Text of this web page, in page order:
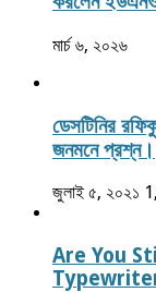
মার্চ ৬, ২০২৬
ডেসটিনির
জনমনে প্রশ্ন।
জুলাই ৫, ২০২১
Are You